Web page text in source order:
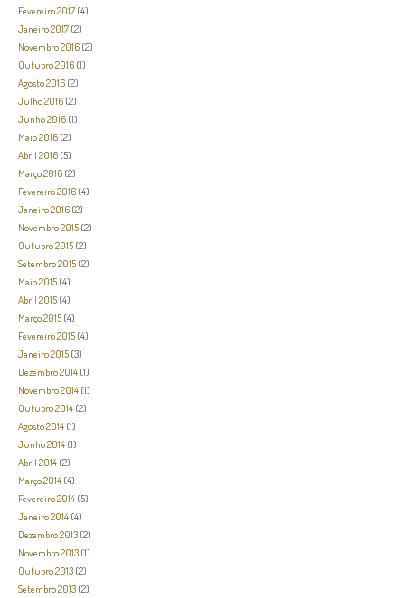
Fevereiro 2017 (4)
Janeiro 2017 (2)
Novembro 2016 (2)
Outubro 2016 (1)
Agosto 2016 (2)
Julho 2016 (2)
Junho 2016 (1)
Maio 2016 (2)
Abril 2016 (5)
Março 2016 (2)
Fevereiro 2016 (4)
Janeiro 2016 (2)
Novembro 2015 (2)
Outubro 2015 (2)
Setembro 2015 (2)
Maio 2015 (4)
Abril 2015 (4)
Março 2015 (4)
Fevereiro 2015 (4)
Janeiro 2015 (3)
Dezembro 2014 (1)
Novembro 2014 (1)
Outubro 2014 (2)
Agosto 2014 (1)
Junho 2014 (1)
Abril 2014 (2)
Março 2014 (4)
Fevereiro 2014 (5)
Janeiro 2014 (4)
Dezembro 2013 (2)
Novembro 2013 (1)
Outubro 2013 (2)
Setembro 2013 (2)